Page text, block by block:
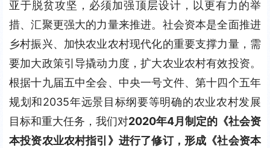
亚于脱贫攻坚，必须加强顶层设计，以更有力的举
措、汇聚更强大的力量来推进。社会资本是全面推进
乡村振兴、加快农业农村现代化的重要支撑力量，需
要加大政策引导撬动力度，扩大农业农村有效投资。
根据十九届五中全会、中央一号文件、第十四个五年
规划和2035年远景目标纲要等明确的农业农村发展
目标和重大任务，我们对2020年4月制定的《社会资
本投资农业农村指引》进行了修订，形成《社会资本